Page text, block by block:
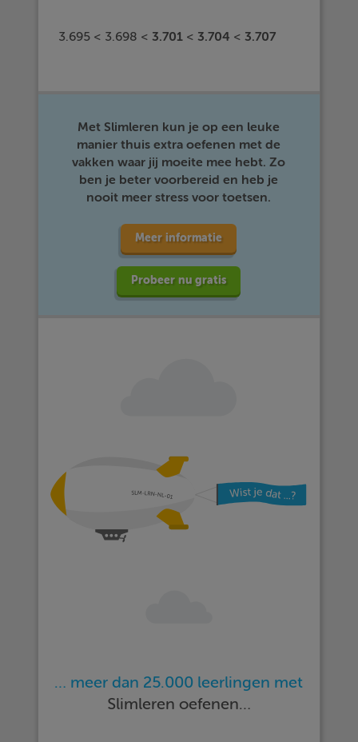
3.695 < 3.698 <3.701 <3.704 <3.707
Met Slimleren kun je op een leuke
manier thuis extra oefenen met de
vakken waar jij moeite mee hebt. Zo
ben je beter voorbereid en heb je
nooit meer stress voor toetsen.
Meer informatie
Probeer nu gratis
… meer dan 25.000 leerlingen met
Slimleren oefenen…